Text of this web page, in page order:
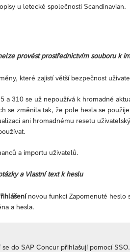
u letecké společnosti Scandinavian.
provést prostřednictvím souboru k
které zajistí větší bezpečnost
a 310 se už nepoužívá k hromadné
se změnila tak, že pole hesla se
ani hromadnému resetu
a importu uživatelů.
a Vlastní text k heslu
novou funkci Zapomenuté heslo
a hesla.
do SAP Concur přihlašují pomocí SSO.